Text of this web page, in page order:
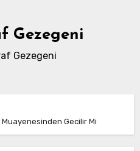
Gezegeni
Gezegeni
Gecilir Mi